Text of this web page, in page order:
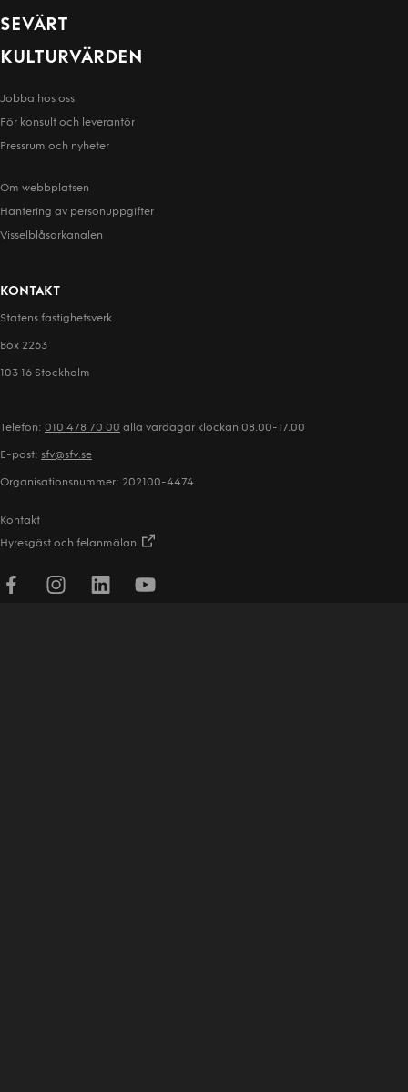
SEVÄRT
KULTURVÄRDEN
Jobba hos oss
För konsult och leverantör
Pressrum och nyheter
Om webbplatsen
Hantering av person­uppgifter
Visselblåsarkanalen
KONTAKT
Statens fastighetsverk
Box 2263
103 16 Stockholm
Telefon: 010 478 70 00 alla vardagar klockan 08.00-17.00
E-post: sfv@sfv.se
Organisationsnummer: 202100-4474
Kontakt
Hyresgäst och felanmälan